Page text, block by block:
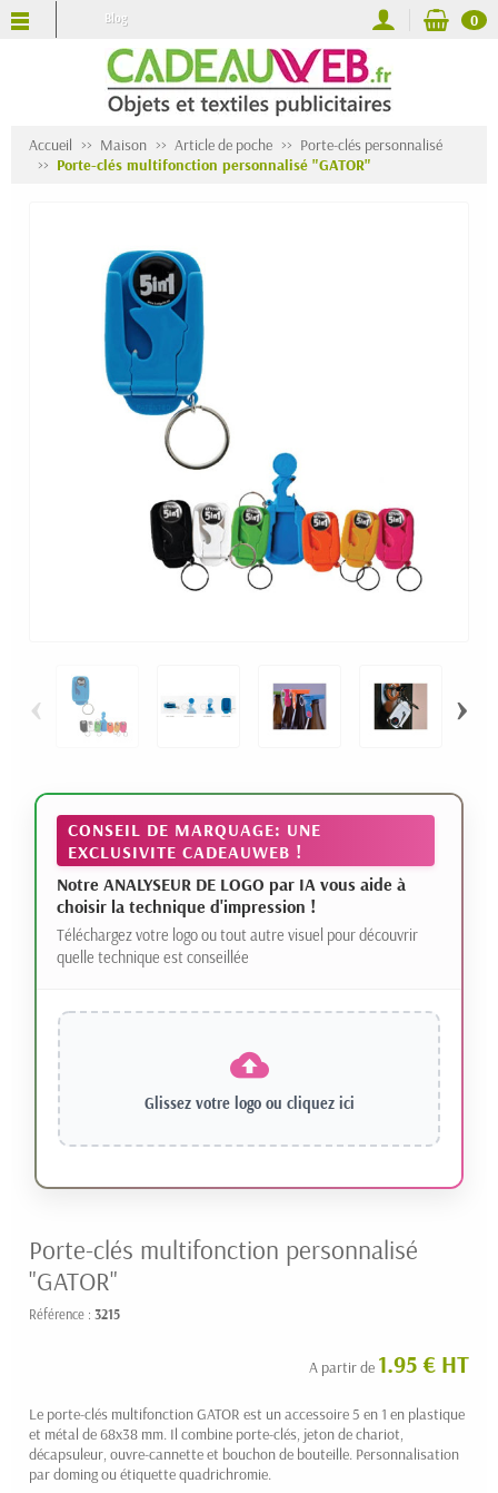
Blog 0
Accueil Maison Article de poche
Porte-clés personnalisé
Porte-clés multifonction personnalisé "GATOR"
‹ ›
CONSEIL DE MARQUAGE: UNE
EXCLUSIVITE CADEAUWEB !
Notre ANALYSEUR DE LOGO par IA vous aide à
choisir la technique d'impression !
Téléchargez votre logo ou tout autre visuel pour découvrir
quelle technique est conseillée
Glissez votre logo ou cliquez ici
Porte-clés multifonction personnalisé
"GATOR"
Référence : 3215
A partir de 1.95 € HT
Le porte-clés multifonction GATOR est un accessoire 5 en 1 en plastique
et métal de 68x38 mm. Il combine porte-clés, jeton de chariot,
décapsuleur, ouvre-cannette et bouchon de bouteille. Personnalisation
par doming ou étiquette quadrichromie.